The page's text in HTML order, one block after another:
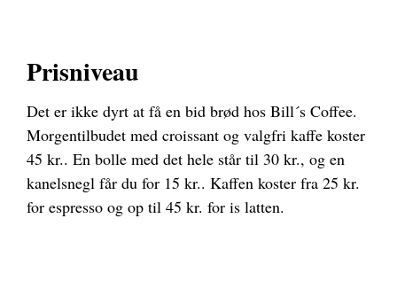
Prisniveau
Det er ikke dyrt at få en bid brød hos Bill´s Coffee.
Morgentilbudet med croissant og valgfri kaffe koster
45 kr.. En bolle med det hele står til 30 kr., og en
kanelsnegl får du for 15 kr.. Kaffen koster fra 25 kr.
for espresso og op til 45 kr. for is latten.